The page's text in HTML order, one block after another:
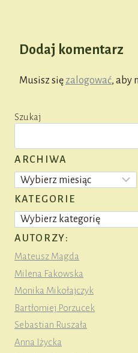
Dodaj komentarz
Musisz się zalogować, aby
Szukaj
ARCHIWA
Archiwa
KATEGORIE
Kategorie
AUTORZY:
Mateusz Magda
Milena Fakowska
Monika Mikołajczyk
Bartłomiej Porzucek
Sebastian Ruszała
Anna Iżycka